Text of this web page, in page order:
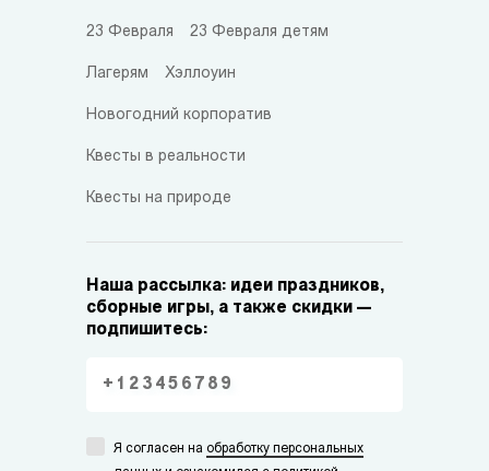
23 Февраля 23 Февраля детям
Лагерям Хэллоуин
Новогодний корпоратив
Квесты в реальности
Квесты на природе
Наша рассылка: идеи праздников,
сборные игры, а также скидки —
подпишитесь:
Я согласен на обработку персональных